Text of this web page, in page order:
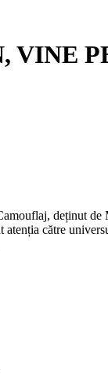
VINE
deținut
către